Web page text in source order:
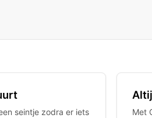
seintje zodra er iets
Met